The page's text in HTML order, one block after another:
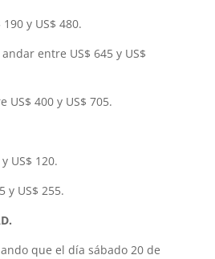
y US$ 480.
entre US$ 645 y US$
US$ 400 y US$ 705.
US$ 120.
y US$ 255.
que el día sábado 20 de